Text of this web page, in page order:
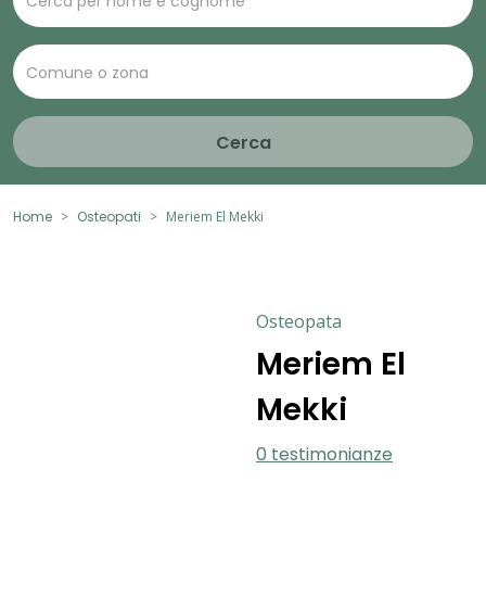
Cerca
Home Osteopati Meriem El Mekki
Osteopata
Meriem El
Mekki
0 testimonianze